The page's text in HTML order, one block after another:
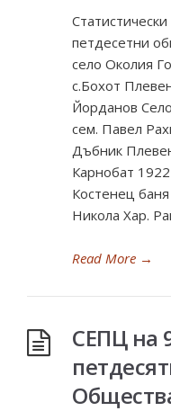
петдесетни
село Околия
с.Бохот
Йорданов
сем. Павел
Дъбник
Карнобат
Костенец
Никола Хар.
Read More →
СЕПЦ на